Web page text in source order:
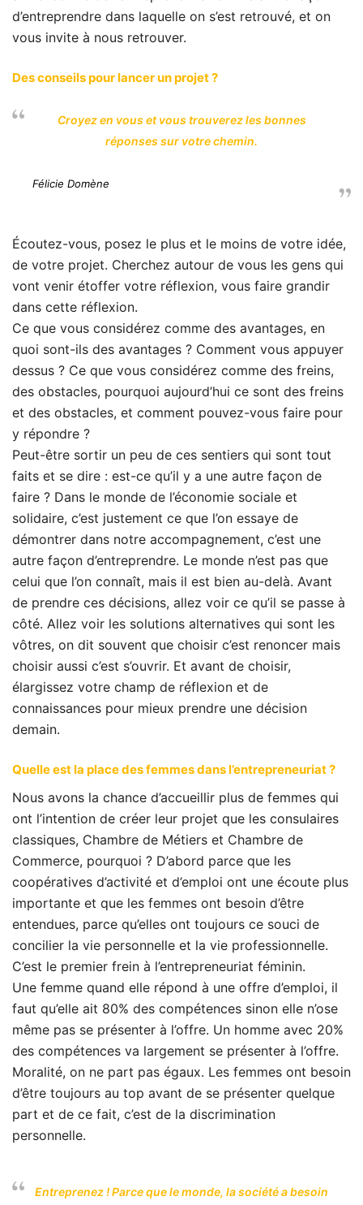
d’entreprendre dans laquelle on s’est retrouvé, et on
vous invite à nous retrouver.
Des conseils pour lancer un projet ?
Croyez en vous et vous trouverez les bonnes
réponses sur votre chemin.
Félicie Domène
Écoutez-vous, posez le plus et le moins de votre idée,
de votre projet. Cherchez autour de vous les gens qui
vont venir étoffer votre réflexion, vous faire grandir
dans cette réflexion.
Ce que vous considérez comme des avantages, en
quoi sont-ils des avantages ? Comment vous appuyer
dessus ? Ce que vous considérez comme des freins,
des obstacles, pourquoi aujourd’hui ce sont des freins
et des obstacles, et comment pouvez-vous faire pour
y répondre ?
Peut-être sortir un peu de ces sentiers qui sont tout
faits et se dire : est-ce qu’il y a une autre façon de
faire ? Dans le monde de l’économie sociale et
solidaire, c’est justement ce que l’on essaye de
démontrer dans notre accompagnement, c’est une
autre façon d’entreprendre. Le monde n’est pas que
celui que l’on connaît, mais il est bien au-delà. Avant
de prendre ces décisions, allez voir ce qu’il se passe à
côté. Allez voir les solutions alternatives qui sont les
vôtres, on dit souvent que choisir c’est renoncer mais
choisir aussi c’est s’ouvrir. Et avant de choisir,
élargissez votre champ de réflexion et de
connaissances pour mieux prendre une décision
demain.
Quelle est la place des femmes dans l’entrepreneuriat ?
Nous avons la chance d’accueillir plus de femmes qui
ont l’intention de créer leur projet que les consulaires
classiques, Chambre de Métiers et Chambre de
Commerce, pourquoi ? D’abord parce que les
coopératives d’activité et d’emploi ont une écoute plus
importante et que les femmes ont besoin d’être
entendues, parce qu’elles ont toujours ce souci de
concilier la vie personnelle et la vie professionnelle.
C’est le premier frein à l’entrepreneuriat féminin.
Une femme quand elle répond à une offre d’emploi, il
faut qu’elle ait 80% des compétences sinon elle n’ose
même pas se présenter à l’offre. Un homme avec 20%
des compétences va largement se présenter à l’offre.
Moralité, on ne part pas égaux. Les femmes ont besoin
d’être toujours au top avant de se présenter quelque
part et de ce fait, c’est de la discrimination
personnelle.
Entreprenez ! Parce que le monde, la société a besoin